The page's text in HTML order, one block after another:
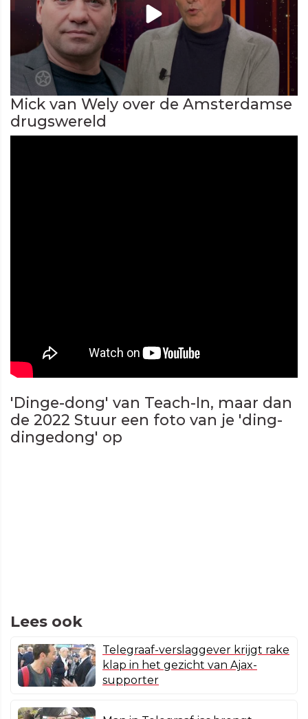
Mick van Wely over de Amsterdamse
drugswereld
'Dinge-dong' van Teach-In, maar dan
de 2022 Stuur een foto van je 'ding-
dingedong' op
Lees ook
Telegraaf-verslaggever krijgt rake
klap in het gezicht van Ajax-
supporter